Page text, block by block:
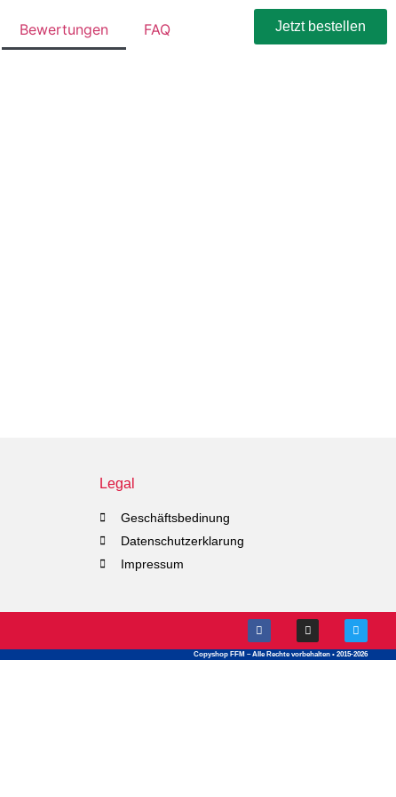
Bewertungen FAQ Jetzt bestellen
Legal
Geschäftsbedinung
Datenschutzerklarung
Impressum
Copyshop FFM – Alle Rechte vorbehalten • 2015-2026